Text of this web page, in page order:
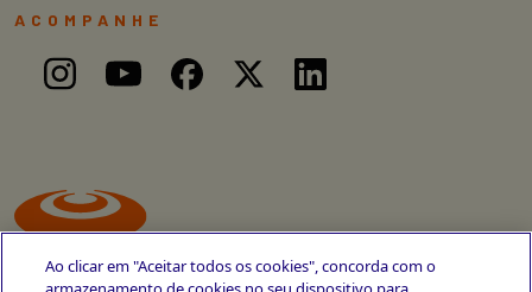
ACOMPANHE
Ao clicar em "Aceitar todos os cookies", concorda com o